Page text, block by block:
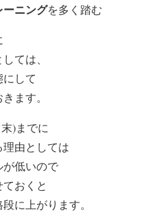
ニングを多く踏む
ては、
して
ます。
)までに
由としては
が低いので
おくと
に上がります。